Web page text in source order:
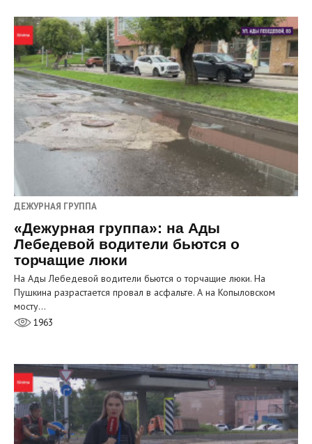
ДЕЖУРНАЯ ГРУППА
«Дежурная группа»: на Ады
Лебедевой водители бьются о
торчащие люки
На Ады Лебедевой водители бьются о торчащие люки. На
Пушкина разрастается провал в асфальте. А на Копыловском
мосту…
1963